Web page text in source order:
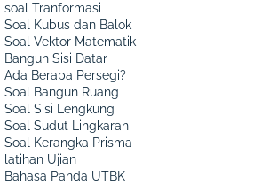
soal Tranformasi
Soal Kubus dan Balok
Soal Vektor Matematik
Bangun Sisi Datar
Ada Berapa Persegi?
Soal Bangun Ruang
Soal Sisi Lengkung
Soal Sudut Lingkaran
Soal Kerangka Prisma
latihan Ujian
Bahasa Panda UTBK